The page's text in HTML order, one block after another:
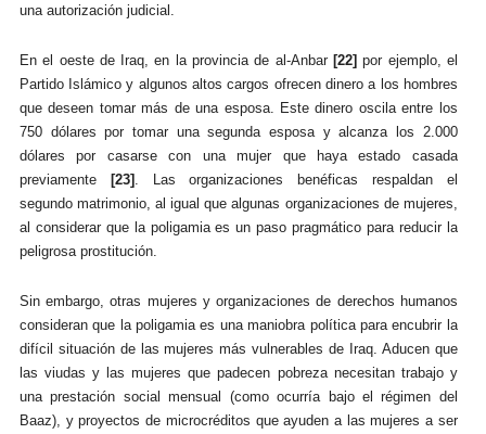
una autorización judicial.
En el oeste de Iraq, en la provincia de al-Anbar [22] por ejemplo, el
Partido Islámico y algunos altos cargos ofrecen dinero a los hombres
que deseen tomar más de una esposa. Este dinero oscila entre los
750 dólares por tomar una segunda esposa y alcanza los 2.000
dólares por casarse con una mujer que haya estado casada
previamente
[23]
. Las organizaciones benéficas respaldan el
segundo matrimonio, al igual que algunas organizaciones de mujeres,
al considerar que la poligamia es un paso pragmático para reducir la
peligrosa prostitución.
Sin embargo, otras mujeres y organizaciones de derechos humanos
consideran que la poligamia es una maniobra política para encubrir la
difícil situación de las mujeres más vulnerables de Iraq. Aducen que
las viudas y las mujeres que padecen pobreza necesitan trabajo y
una prestación social mensual (como ocurría bajo el régimen del
Baaz), y proyectos de microcréditos que ayuden a las mujeres a ser